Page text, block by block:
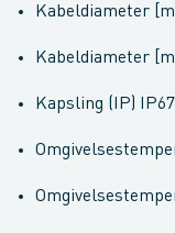
Kabeldiameter
Kabeldiameter
Kapsling (IP) IP67